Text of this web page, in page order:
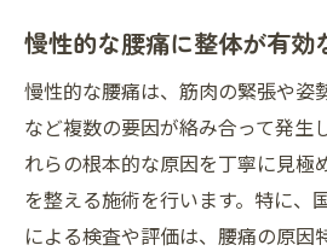
慢性的な腰痛に整体が有効
慢性的な腰痛は、筋肉の緊張や姿
など複数の要因が絡み合って発生
れらの根本的な原因を丁寧に見極
を整える施術を行います。特に、
による検査や評価は、腰痛の原因